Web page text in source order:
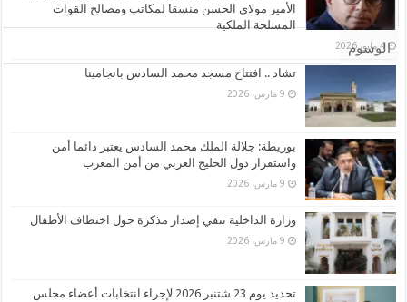
تعليقات
الوسوم
الأمير مولاي الحسن منسقا لمكاتب ومصالح القوات
المسلحة الملكية
4 مايو، 2026
تشاد .. افتتاح مسجد محمد السادس بانجامينا
9 مارس، 2026
بوريطة: جلالة الملك محمد السادس يعتبر دائما أمن
واستقرار دول الخليج العربي من أمن المغرب
9 مارس، 2026
وزارة الداخلية تنفي إصدار مذكرة حول اختطاف الأطفال
9 مارس، 2026
تحديد يوم 23 شتنبر 2026 لإجراء انتخابات أعضاء مجلس